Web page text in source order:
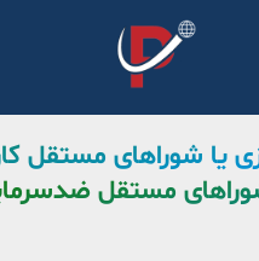
یا شوراهای مستقل
شوراهای مستقل